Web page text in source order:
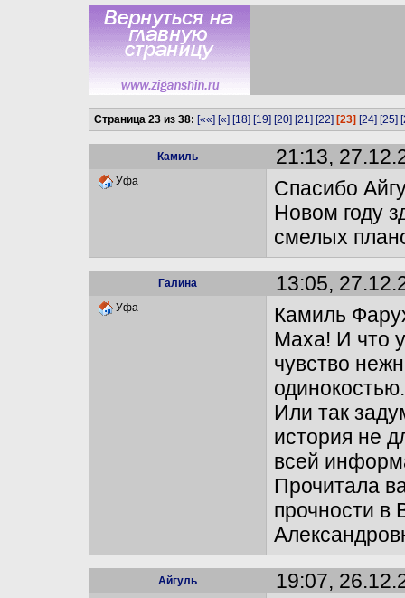
Страница 23 из 38: [««] [«] [18] [19] [20] [21] [22] [23] [24] [25]
Камиль 21:13,
Уфа
Спасибо
Новом году
смелых
Галина 13:05,
Уфа
Камиль
Маха! И что
чувство
Или так
история не
всей
Прочитала
прочности в
Айгуль 19:07,